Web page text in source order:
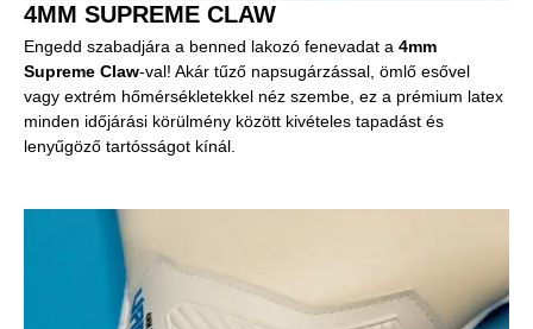
4MM SUPREME CLAW
Engedd szabadjára a benned lakozó fenevadat a 4mm
Supreme Claw-val! Akár tűző napsugárzással, ömlő esővel
vagy extrém hőmérsékletekkel néz szembe, ez a prémium latex
minden időjárási körülmény között kivételes tapadást és
lenyűgöző tartósságot kínál.